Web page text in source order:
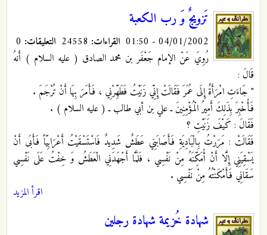
تَزويجٌ وَ رب الكعبة
04/01/2002 - 01:50 القراءات: التعليقات:
رُوِيَ عَنْ الإمام جَعْفَر بن محمد الصادق ( عليه السلام ) أَنهُ
قَالَ :
" جَاءَتِ امْرَأَةٌ إِلَى عُمَرَ فَقَالَتْ إِنِّي زَنَيْتُ فَطَهِّرْنِي ، فَأَمَرَ بِهَا أَنْ تُرْجَمَ .
فَأُخْبِرَ بِذَلِكَ أَمِيرُ الْمُؤْمِنِينَ ـ علي بن أبي طالب ـ ( عليه السلام ) .
فَقَالَ : كَيْفَ زَنَيْتِ ؟
فَقَالَتْ : مَرَرْتُ بِالْبَادِيَةِ فَأَصَابَنِي عَطَشٌ شَدِيدٌ فَاسْتَسْقَيْتُ أَعْرَابِيّاً فَأَبَى أَنْ
يَسْقِيَنِي إِلَّا أَنْ أُمَكِّنَهُ مِنْ نَفْسِي ، فَلَمَّا أَجْهَدَنِي الْعَطَشُ وَ خِفْتُ عَلَى نَفْسِي
سَقَانِي فَأَمْكَنْتُهُ مِنْ نَفْسِي .
اقرأ المزيد
شهادة خُزيمة شهادة رجلين